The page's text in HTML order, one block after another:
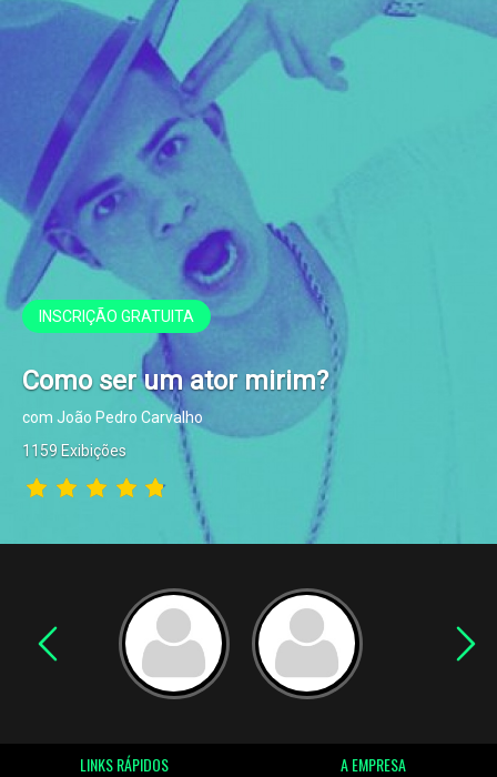
INSCRIÇÃO GRATUITA
Como ser um ator mirim?
com João Pedro Carvalho
1159 Exibições
LINKS RÁPIDOS A EMPRESA